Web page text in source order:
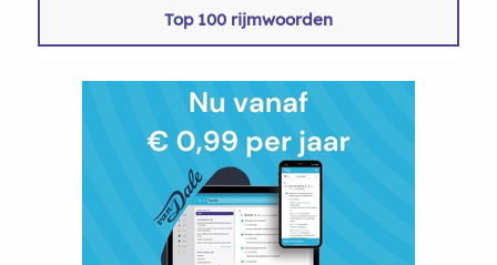
Top 100 rijmwoorden